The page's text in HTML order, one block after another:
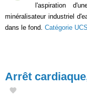
l'aspiration
minéralisateur industriel
dans le fond. Catégorie UCS
Arrêt